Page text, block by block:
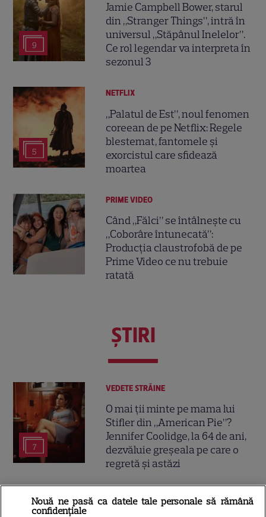
9
Jamie Campbell Bower, starul
din „Stranger Things”, intră în
universul „Stăpânul Inelelor”.
Ce rol legendar va interpreta în
sezonul 3
5
NETFLIX
„Palatul de Est”, noul fenomen
coreean de pe Netflix: Regele
blestemat, fantomele și
exorcistul care sfidează
moartea
PRIME VIDEO
Când „Fălci” se întâlnește cu
„Coborâre întunecată”:
Producția claustrofobă de pe
Prime Video ce nu trebuie
ratată
ŞTIRI
7
VEDETE STRĂINE
O mai ții minte pe mama lui
Stifler din „American Pie”?
Jennifer Coolidge, la 64 de ani,
dezvăluie greșeala pe care o
regretă și astăzi
VEDETE ROMÂNEŞTI
Nouă ne pasă ca datele tale personale să rămână
confidențiale